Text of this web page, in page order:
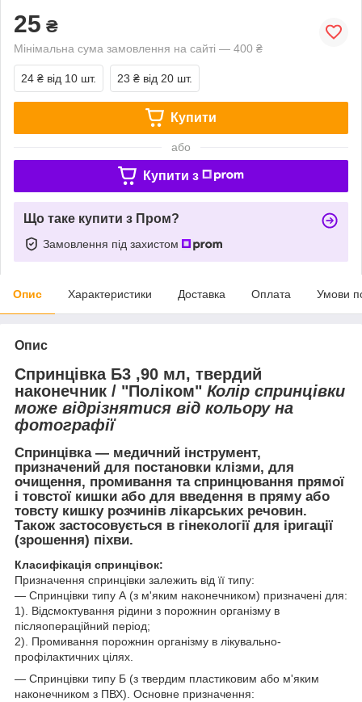
25 ₴
Мінімальна сума замовлення на сайті — 400 ₴
24 ₴ від 10 шт. 23 ₴ від 20 шт.
Купити
або
Купити з
Що таке купити з Пром?
Замовлення під захистом
Опис Характеристики Доставка Оплата Умови
Опис
Спринцівка Б3 ,90 мл, твердий
наконечник / "Поліком" Колір спринцівки
може відрізнятися від кольору на
фотографії
Спринцівка — медичний інструмент,
призначений для постановки клізми, для
очищення, промивання та спринцювання прямої
і товстої кишки або для введення в пряму або
товсту кишку розчинів лікарських речовин.
Також застосовується в гінекології для іригації
(зрошення) піхви.
Класифікація спринцівок:
Призначення спринцівки залежить від її типу:
— Спринцівки типу А (з м'яким наконечником) призначені для:
1). Відсмоктування рідини з порожнин організму в
післяопераційний період;
2). Промивання порожнин організму в лікувально-
профілактичних цілях.
— Спринцівки типу Б (з твердим пластиковим або м'яким
наконечником з ПВХ). Основне призначення: